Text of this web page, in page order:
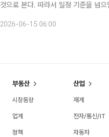
것으로 본다. 따라서 일정 기준을 넘
2026-06-15 06:00
부동산
시장동향
업계
정책
산업
재계
전자/통신/IT
자동차